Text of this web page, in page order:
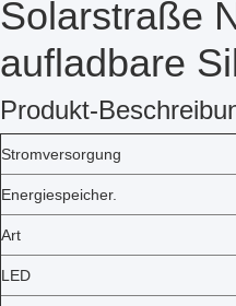
Solarstraße
aufladbare
Produkt-
Stromversorgung
Energiespeicher.
Art
LED